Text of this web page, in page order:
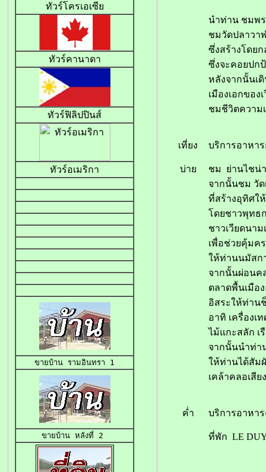
ทัวร์โครเอเซีย
ทัวร์คานาดา
ทัวร์ฟิลิปปินส์
ทัวร์อเมริกา
ขายบ้าน รามอินทรา 1
ขายบ้าน หลังที่ 2
นำท่าน ชมพร
ชมวัดปลาวา
ซึ่งสร้างโดย
ซึ่งจะคอยปก
หลังจากนั้นเ
เมืองเอกของ
ชมชีวิตความ
เที่ยง บริการอ
บ่าย ชม
ย่านไชน่
จากนั้นชม วัด
ที่สร้างอุทิศใ
โดยชาวพุทธ
ชาวเวียดนา
เพื่อช่วยคุ้มค
ให้ท่านนมัสก
จากนั้นผ่อนค
ตลาดพื้นเมือ
อิสระให้ท่าน
อาทิ เครื่องเ
ไม้แกะสลัก เ
จากนั้นนำท่า
ให้ท่านได้สัม
เคล้าคลอเสี
ค่ำ บริการอาหา
ที่พัก LE DUY